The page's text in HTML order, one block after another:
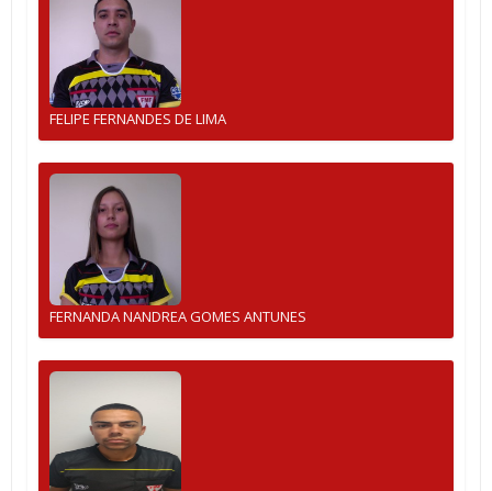
FELIPE FERNANDES DE LIMA
FERNANDA NANDREA GOMES ANTUNES